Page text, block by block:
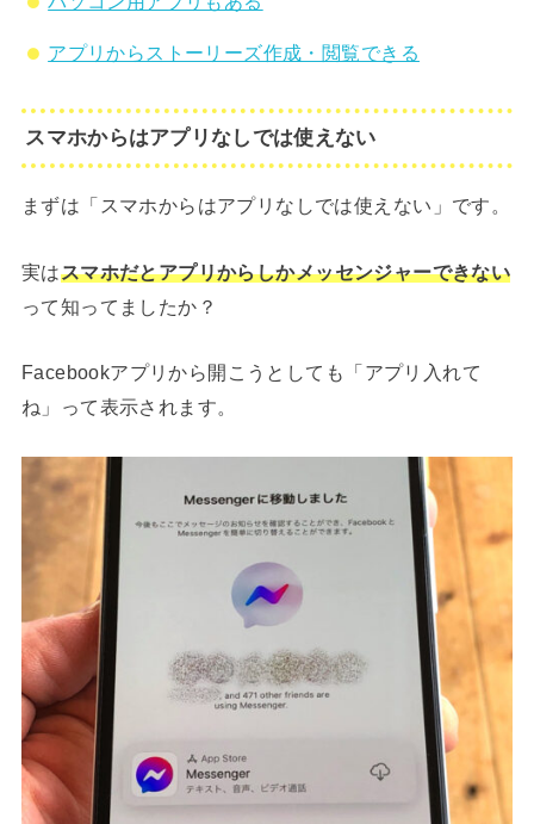
アプリからストーリーズ作成・閲覧できる
スマホからはアプリなしでは使えない
まずは「スマホからはアプリなしでは使えない」です。
実はスマホだとアプリからしかメッセンジャーできない
って知ってましたか？
Facebookアプリから開こうとしても「アプリ入れて
ね」って表示されます。